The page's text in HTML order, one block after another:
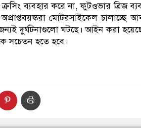
ক্রসিং ব্যবহার করে না, ফুটওভার ব্রিজ
মোটরসাইকেল চালাচ্ছে
দুর্ঘটনাগুলো ঘটছে। আইন করা
সচেতন হতে হবে।